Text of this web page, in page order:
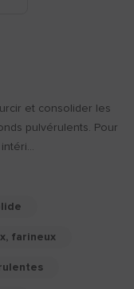
et consolider les
pulvérulents. Pour
farineux